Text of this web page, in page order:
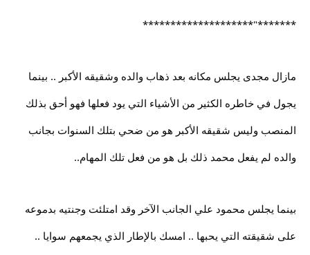
*******"********************
مازال مجدى يجلس مكانه بعد ذهاب والده وشقيقه الأكبر .. بينما
يجول في خاطره الكثير من الأشياء التي يود فعلها فهو أحق بذلك
المنصب وليس شقيقه الأكبر هو من ضحي بتلك السنوات بجانب
والده لم يفعل محمد ذلك بل هو من فعل تلك المهام..
بينما يجلس محمود علي الجانب الآخر وقد امتلئت وجنتيه بدموعه
على شقيقته التي يحبها .. امسك بالإطار الذي يجمعهم سوايا ..